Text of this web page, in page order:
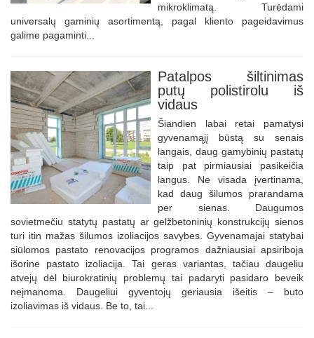
mikroklimatą. Turėdami
universalų gaminių asortimentą, pagal kliento pageidavimus
galime pagaminti...
Patalpos šiltinimas
putų polistirolu iš
vidaus
Šiandien labai retai pamatysi
gyvenamąjį būstą su senais
langais, daug gamybinių pastatų
taip pat pirmiausiai pasikeičia
langus. Ne visada įvertinama,
kad daug šilumos prarandama
per sienas. Daugumos
sovietmečiu statytų pastatų ar gelžbetoninių konstrukcijų sienos
turi itin mažas šilumos izoliacijos savybes. Gyvenamajai statybai
siūlomos pastato renovacijos programos dažniausiai apsiriboja
išorine pastato izoliacija. Tai geras variantas, tačiau daugeliu
atvejų dėl biurokratinių problemų tai padaryti pasidaro beveik
neįmanoma. Daugeliui gyventojų geriausia išeitis – buto
izoliavimas iš vidaus. Be to, tai...